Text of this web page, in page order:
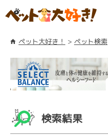
ペット大好き！ ペット検索
検索結果